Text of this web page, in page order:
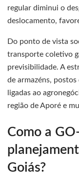
regular diminui o
deslocamento,
Do ponto de vista
transporte coletivo
previsibilidade. A
de armazéns,
ligadas ao
região de Aporé e
Como a
Goiás?